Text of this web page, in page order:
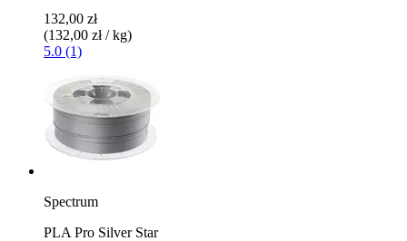
132,00 zł
(132,00 zł / kg)
5.0 (1)
Spectrum
PLA Pro Silver Star